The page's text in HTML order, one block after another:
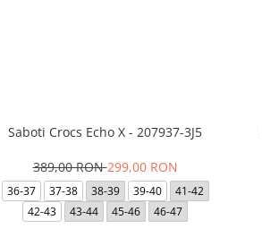
Saboti Crocs Echo X - 207937-3J5
389,00 RON299,00 RON
36-37 37-38 38-39 39-40
41-42
42-43
43-44 45-46 46-47